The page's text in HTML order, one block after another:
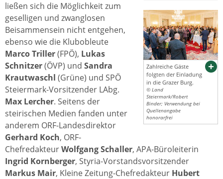
Zahlreiche Gäste
folgten der Einladung
in die Grazer Burg.
© Land
Steiermark/Robert
Binder; Verwendung bei
Quellenangabe
honorarfrei
ließen sich die Möglichkeit zum
geselligen und zwanglosen
Beisammensein nicht entgehen,
ebenso wie die Klubobleute
Marco Triller(FPÖ), Lukas
Schnitzer(ÖVP) und Sandra
Krautwaschl (Grüne) und SPÖ
Steiermark-Vorsitzender LAbg.
Max Lercher. Seitens der
steirischen Medien fanden unter
anderem ORF-Landesdirektor
Gerhard Koch, ORF-
ChefredakteurWolfgang Schaller, APA-Büroleiterin
Ingrid Kornberger, Styria-Vorstandsvorsitzender
Markus Mair, Kleine Zeitung-Chefredakteur Hubert